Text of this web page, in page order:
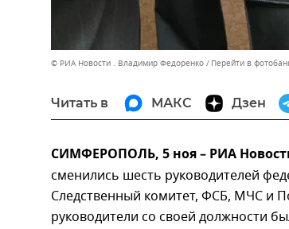
© РИА Новости . Владимир Федоренко Перейти в
Читать в МАКС Дзен
СИМФЕРОПОЛЬ, 5 ноя – РИА
сменились шесть руководителей
Следственный комитет, ФСБ, МЧС и
руководители со своей должности